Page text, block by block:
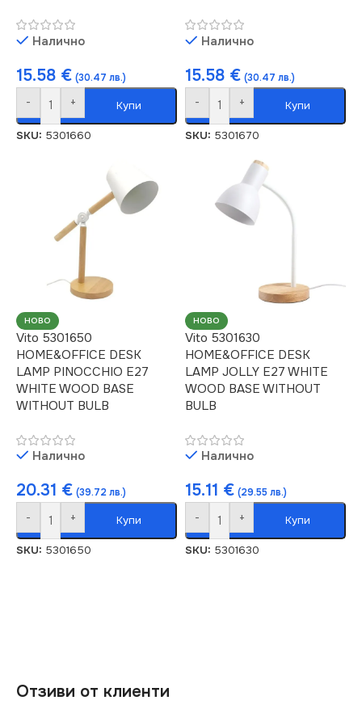
Налично
15.58 € (30.47 лв.)
- + Купи
SKU: 5301660
Налично
15.58 € (30.47 лв.)
- + Купи
SKU: 5301670
НОВО
Vito 5301650
HOME&OFFICE DESK
LAMP PINOCCHIO E27
WHITE WOOD BASE
WITHOUT BULB
Налично
20.31 € (39.72 лв.)
- + Купи
SKU: 5301650
НОВО
Vito 5301630
HOME&OFFICE DESK
LAMP JOLLY E27 WHITE
WOOD BASE WITHOUT
BULB
Налично
15.11 € (29.55 лв.)
- + Купи
SKU: 5301630
Отзиви от клиенти